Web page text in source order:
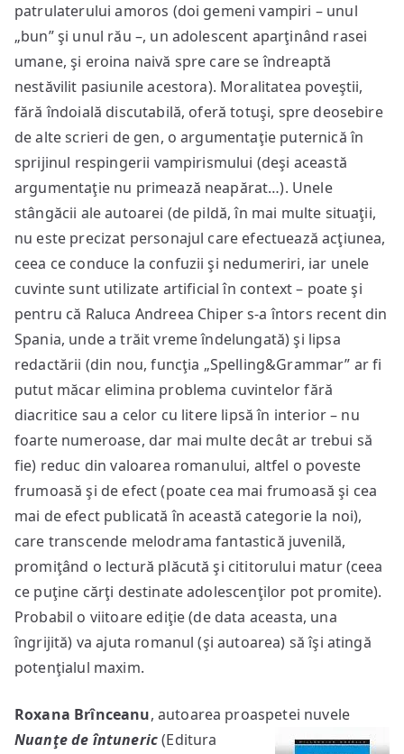
patrulaterului amoros (doi gemeni vampiri – unul
„bun” şi unul rău –, un adolescent aparţinând rasei
umane, şi eroina naivă spre care se îndreaptă
nestăvilit pasiunile acestora). Moralitatea poveştii,
fără îndoială discutabilă, oferă totuşi, spre deosebire
de alte scrieri de gen, o argumentaţie puternică în
sprijinul respingerii vampirismului (deşi această
argumentaţie nu primează neapărat…). Unele
stângăcii ale autoarei (de pildă, în mai multe situaţii,
nu este precizat personajul care efectuează acţiunea,
ceea ce conduce la confuzii şi nedumeriri, iar unele
cuvinte sunt utilizate artificial în context – poate şi
pentru că Raluca Andreea Chiper s-a întors recent din
Spania, unde a trăit vreme îndelungată) şi lipsa
redactării (din nou, funcţia „Spelling&Grammar” ar fi
putut măcar elimina problema cuvintelor fără
diacritice sau a celor cu litere lipsă în interior – nu
foarte numeroase, dar mai multe decât ar trebui să
fie) reduc din valoarea romanului, altfel o poveste
frumoasă şi de efect (poate cea mai frumoasă şi cea
mai de efect publicată în această categorie la noi),
care transcende melodrama fantastică juvenilă,
promiţând o lectură plăcută şi cititorului matur (ceea
ce puţine cărţi destinate adolescenţilor pot promite).
Probabil o viitoare ediţie (de data aceasta, una
îngrijită) va ajuta romanul (şi autoarea) să îşi atingă
potenţialul maxim.
Roxana Brînceanu, autoarea proaspetei nuvele
Nuanţe de întuneric(Editura